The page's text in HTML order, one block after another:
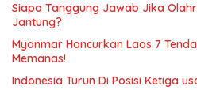
Siapa Tanggung Jawab Jika
Jantung?
Myanmar Hancurkan Laos 7
Memanas!
Indonesia Turun Di Posisi Ketiga